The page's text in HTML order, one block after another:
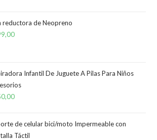
reductora de Neopreno
Infantil De Juguete A Pilas Para Niños
de celular bici/moto Impermeable con
Táctil